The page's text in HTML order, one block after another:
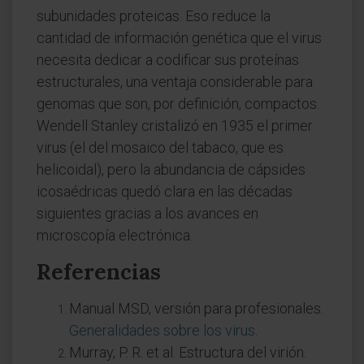
subunidades proteicas. Eso reduce la
cantidad de información genética que el virus
necesita dedicar a codificar sus proteínas
estructurales, una ventaja considerable para
genomas que son, por definición, compactos.
Wendell Stanley cristalizó en 1935 el primer
virus (el del mosaico del tabaco, que es
helicoidal), pero la abundancia de cápsides
icosaédricas quedó clara en las décadas
siguientes gracias a los avances en
microscopía electrónica.
Referencias
Manual MSD, versión para profesionales.
Generalidades sobre los virus
Murray, P. R. et al. Estructura del virión.